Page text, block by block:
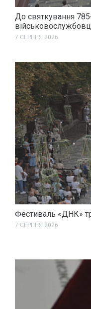
До святкування
7 СЕРПНЯ 2026
Фестиваль «ДНК»
7 СЕРПНЯ 2026